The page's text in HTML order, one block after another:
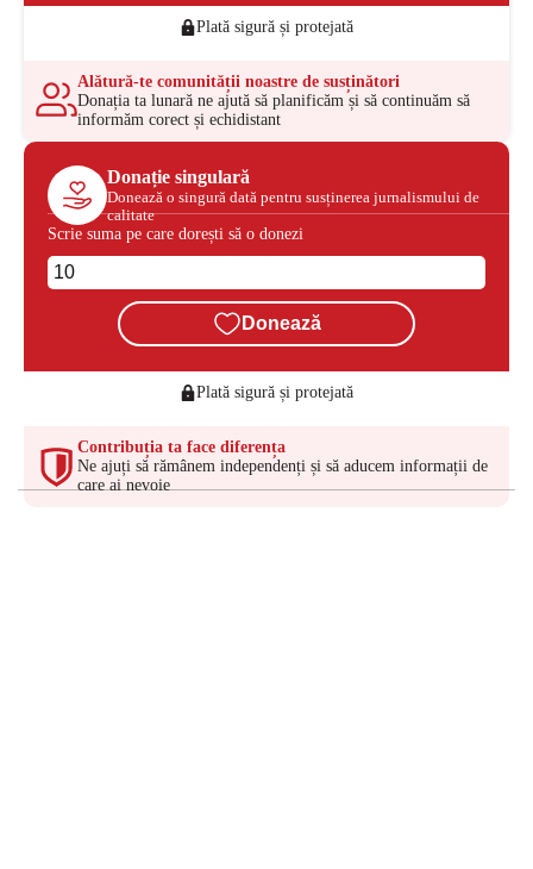
Plată sigură și protejată
Alătură-te comunității noastre de susținători
Donația ta lunară ne ajută să planificăm și să continuăm să
informăm corect și echidistant
Donație singulară
Donează o singură dată pentru susținerea jurnalismului de
calitate
Scrie suma pe care dorești să o donezi
Donează
Plată sigură și protejată
Contribuția ta face diferența
Ne ajuți să rămânem independenți și să aducem informații de
care ai nevoie